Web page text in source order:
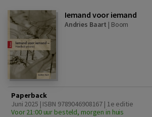
Iemand voor iemand
Andries Baart | Boom
Paperback
Juni 2025 | ISBN 9789046908167 | 1e editie
Voor 21:00 uur besteld, morgen in huis